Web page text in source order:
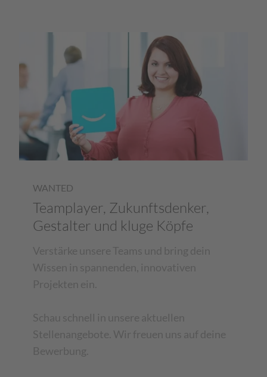
WANTED
Teamplayer, Zukunftsdenker,
Gestalter und kluge Köpfe
Verstärke unsere Teams und bring dein
Wissen in spannenden, innovativen
Projekten ein.
Schau schnell in unsere aktuellen
Stellenangebote. Wir freuen uns auf deine
Bewerbung.